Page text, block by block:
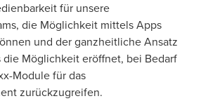
für unsere
die Möglichkeit mittels Apps
und der ganzheitliche Ansatz
die Möglichkeit eröffnet, bei Bedarf
Module für das
zurückzugreifen.